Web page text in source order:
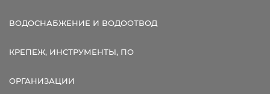
ВОДОСНАБЖЕНИЕ И ВОДООТВОД
КРЕПЕЖ, ИНСТРУМЕНТЫ, ПО
ОРГАНИЗАЦИИ